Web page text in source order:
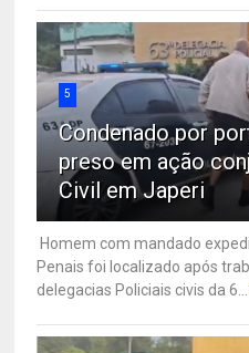
5
Condenado por
preso em ação
Civil em Japeri
Homem com mandado
Penais foi localizado após
delegacias Policiais civis da 6...